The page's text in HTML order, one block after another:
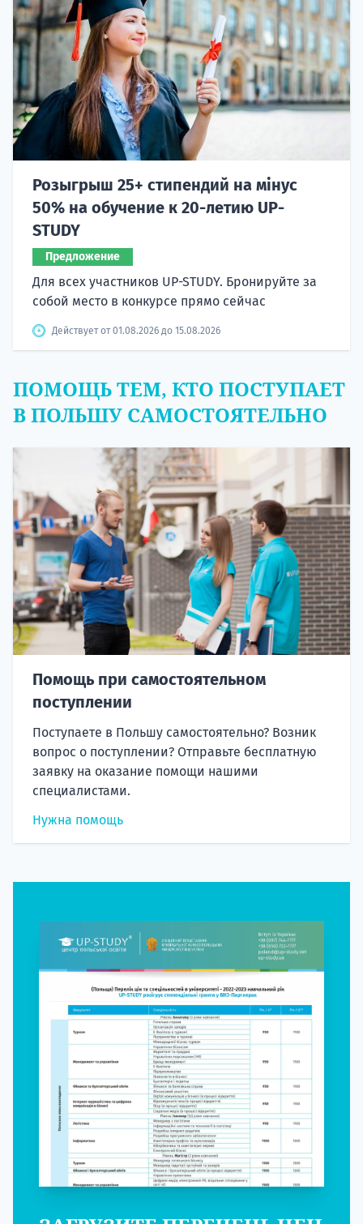
Розыгрыш 25+ стипендий на мінус
50% на обучение к 20-летию UP-
STUDY
Предложение
Для всех участников UP-STUDY. Бронируйте за
собой место в конкурсе прямо сейчас
Действует от 01.08.2026 до 15.08.2026
ПОМОЩЬ ТЕМ, КТО ПОСТУПАЕТ
В ПОЛЬШУ САМОСТОЯТЕЛЬНО
Помощь при самостоятельном
поступлении
Поступаете в Польшу самостоятельно? Возник
вопрос о поступлении? Отправьте бесплатную
заявку на оказание помощи нашими
специалистами.
Нужна помощь